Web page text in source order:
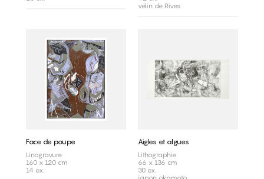
vélin de Rives
Face de poupe
Linogravure
160 x 120 cm
14 ex.
Aigles et algues
Lithographie
66 x 136 cm
30 ex.